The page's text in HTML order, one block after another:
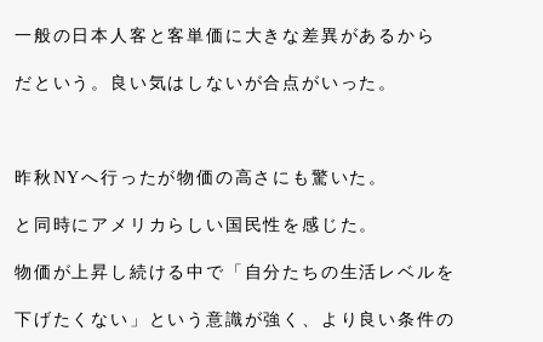
一般の日本人客と客単価に大きな差異があるから
だという。良い気はしないが合点がいった。
昨秋NYへ行ったが物価の高さにも驚いた。
と同時にアメリカらしい国民性を感じた。
物価が上昇し続ける中で「自分たちの生活レベルを
下げたくない」という意識が強く、より良い条件の